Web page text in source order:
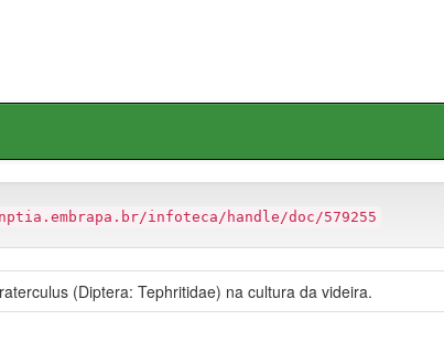
infoteca/handle/doc/579255
(Diptera: Tephritidae) na cultura da videira.